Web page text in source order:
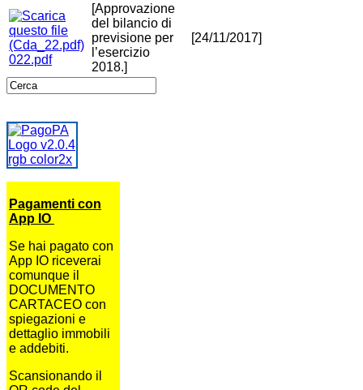
022.pdf
[Approvazione
del bilancio di
previsione per
l’esercizio
2018.]
[24/11/2017]
Pagamenti con
App IO
Se hai pagato con
App IO riceverai
comunque il
DOCUMENTO
CARTACEO con
spiegazioni e
dettaglio immobili
e addebiti.
Scansionando il